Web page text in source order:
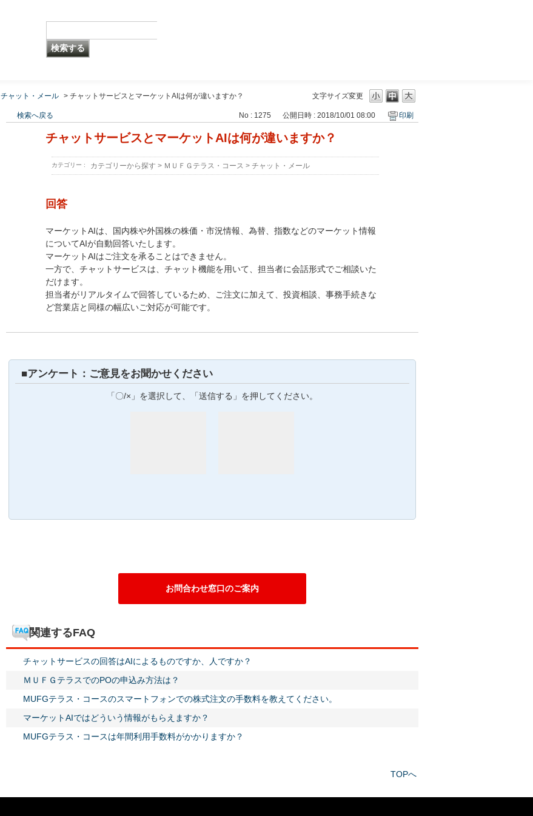
文字サイズ変更
チャット・メール > チャットサービスとマーケットAIは何が違いますか？
検索へ戻る No : 1275 公開日時 : 2018/10/01 08:00 印刷
チャットサービスとマーケットAIは何が違いますか？
カテゴリー : カテゴリーから探す > ＭＵＦＧテラス・コース > チャット・メール
回答
マーケットAIは、国内株や外国株の株価・市況情報、為替、指数などのマーケット情報
についてAIが自動回答いたします。
マーケットAIはご注文を承ることはできません。
一方で、チャットサービスは、チャット機能を用いて、担当者に会話形式でご相談いた
だけます。
担当者がリアルタイムで回答しているため、ご注文に加えて、投資相談、事務手続きな
ど営業店と同様の幅広いご対応が可能です。
■アンケート：ご意見をお聞かせください
「〇/×」を選択して、「送信する」を押してください。
お問合わせ窓口のご案内
関連するFAQ
チャットサービスの回答はAIによるものですか、人ですか？
ＭＵＦＧテラスでのPOの申込み方法は？
MUFGテラス・コースのスマートフォンでの株式注文の手数料を教えてください。
マーケットAIではどういう情報がもらえますか？
MUFGテラス・コースは年間利用手数料がかかりますか？
TOPへ